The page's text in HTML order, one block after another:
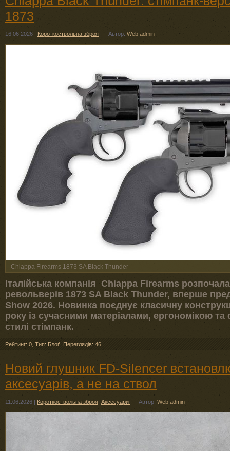
1873
16.06.2026 | Короткоствольна зброя | Автор: Web admin
Chiappa Firearms 1873 SA Black Thunder
Італійська компанія Chiappa Firearms
револьверів 1873 SA Black Thunder, вперше
Show 2026. Новинка поєднує класичну
року із сучасними матеріалами, ергономікою
стилі стімпанк.
Рейтинг: 0 Тип: Блоґ Переглядів: 46
Новий глушник FD-Silencer
аксесуарів, а не на ствол
11.06.2026 | Короткоствольна зброя Аксесуари | Автор: Web admin